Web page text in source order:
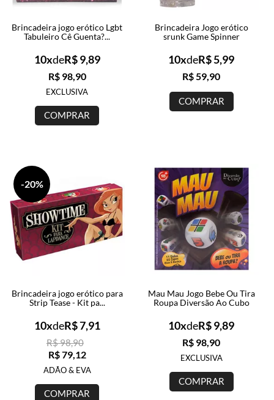
BRINCADEIRAS
INFORMAÇÕES
Brincadeira jogo erótico Lgbt
Tabuleiro Cê Guenta?...
R$ 98,90
10xdeR$ 9,89
EXCLUSIVA
COMPRAR
Brincadeira Jogo erótico
srunk Game Spinner
R$ 59,90
10xdeR$ 5,99
COMPRAR
-20%
Brincadeira jogo erótico para
Strip Tease - Kit pa...
R$ 98,90
R$ 79,12
10xdeR$ 7,91
ADÃO & EVA
COMPRAR
Mau Mau Jogo Bebe Ou Tira
Roupa Diversão Ao Cubo
R$ 98,90
10xdeR$ 9,89
EXCLUSIVA
COMPRAR